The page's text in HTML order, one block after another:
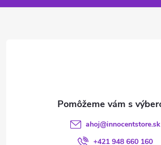
ahoj@innocentstore.sk
+421 948 660 160